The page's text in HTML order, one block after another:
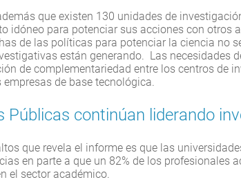
que existen 130 unidades de
idóneo para potenciar sus acciones con otros
de las políticas para potenciar la ciencia no
están generando. Las necesidades
de complementariedad entre los centros de
de base tecnológica.
Públicas continúan liderando
que revela el informe es que las
en parte a que un 82% de los profesionales
el sector académico.